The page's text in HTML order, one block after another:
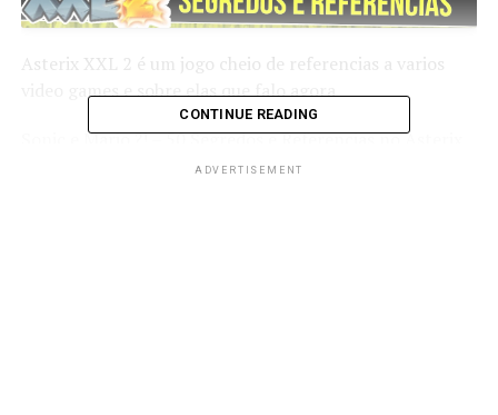
Asterix XXL 2 é um jogo cheio de referencias a varios
video games e sobre elas que falo agora
Sonic e Mario ?! – 50 Segredos e Referencias no Asterix
CONTINUE READING
ADVERTISEMENT